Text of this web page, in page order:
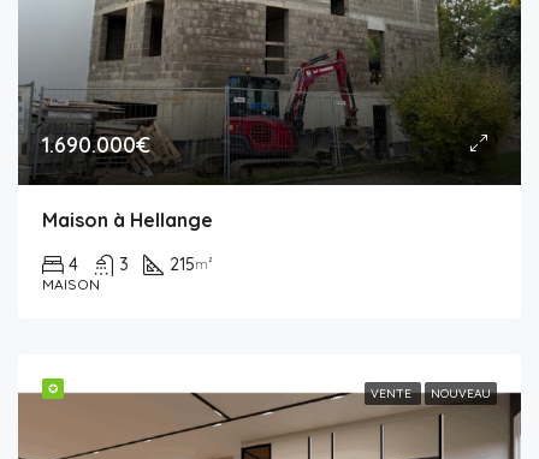
1.690.000€
Maison à Hellange
4 3 215m²
MAISON
✪ VENTE NOUVEAU